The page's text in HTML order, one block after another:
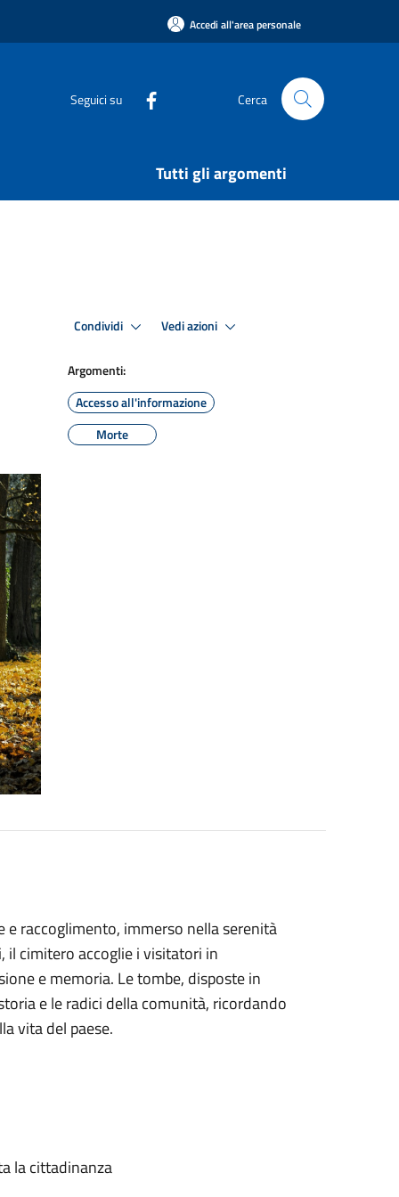
Accedi all'area personale
Seguici su Cerca
Tutti gli argomenti
Condividi Vedi azioni
Argomenti:
Accesso all'informazione
Morte
raccoglimento, immerso nella serenità
il cimitero accoglie i visitatori in
e memoria. Le tombe, disposte in
e le radici della comunità, ricordando
vita del paese.
la cittadinanza